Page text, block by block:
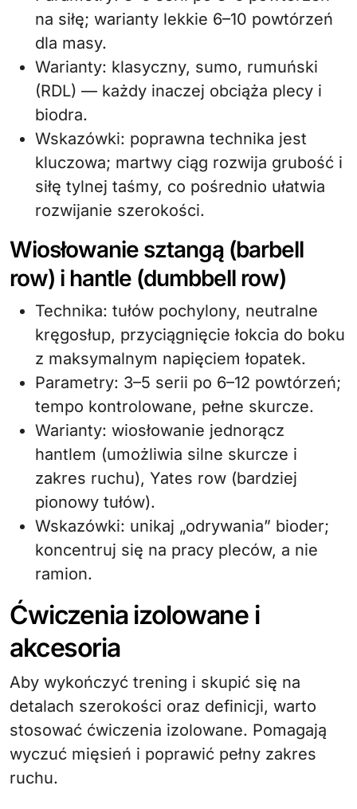
na siłę; warianty lekkie 6–10 powtórzeń
dla masy.
Warianty: klasyczny, sumo, rumuński
(RDL) — każdy inaczej obciąża plecy i
biodra.
Wskazówki: poprawna technika jest
kluczowa; martwy ciąg rozwija grubość i
siłę tylnej taśmy, co pośrednio ułatwia
rozwijanie szerokości.
Wiosłowanie sztangą (barbell
row) i hantle (dumbbell row)
Technika: tułów pochylony, neutralne
kręgosłup, przyciągnięcie łokcia do boku
z maksymalnym napięciem łopatek.
Parametry: 3–5 serii po 6–12 powtórzeń;
tempo kontrolowane, pełne skurcze.
Warianty: wiosłowanie jednorącz
hantlem (umożliwia silne skurcze i
zakres ruchu), Yates row (bardziej
pionowy tułów).
Wskazówki: unikaj „odrywania” bioder;
koncentruj się na pracy pleców, a nie
ramion.
Ćwiczenia izolowane i
akcesoria
Aby wykończyć trening i skupić się na
detalach szerokości oraz definicji, warto
stosować ćwiczenia izolowane. Pomagają
wyczuć mięsień i poprawić pełny zakres
ruchu.